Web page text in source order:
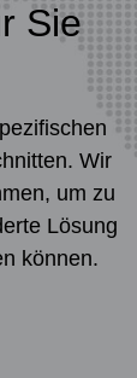
Sie
Wir
um zu
Lösung
können.